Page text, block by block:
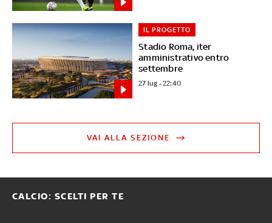
Stadio Roma, iter
amministrativo entro
settembre
IL PROGETTO
27 lug - 22:40
VAI ALLA SEZIONE
CALCIO: SCELTI PER TE